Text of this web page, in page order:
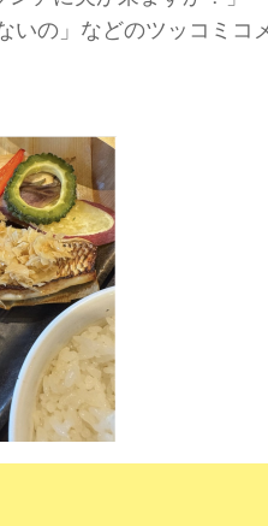
いの」などのツッコミコ